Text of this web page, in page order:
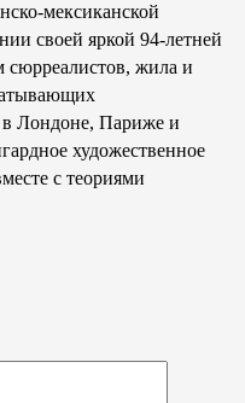
мексиканской
своей яркой 94-летней
сюрреалистов, жила и
в Лондоне, Париже и
художественное
с теориями